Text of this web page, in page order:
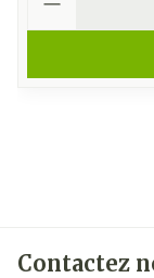
Contactez